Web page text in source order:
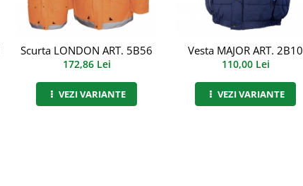
Scurta LONDON ART. 5B56
172,86 Lei
VEZI VARIANTE
Vesta MAJOR ART. 2B10
110,00 Lei
VEZI VARIANTE